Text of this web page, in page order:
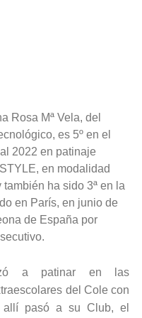
Rosa Mª Vela, del
es 5º en el
2022 en patinaje
en modalidad
ha sido 3ª en la
en París, en junio de
de España por
a patinar en las
del Cole con
pasó a su Club, el